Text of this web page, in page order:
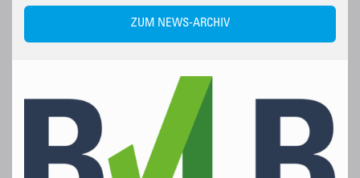
ZUM NEWS-ARCHIV